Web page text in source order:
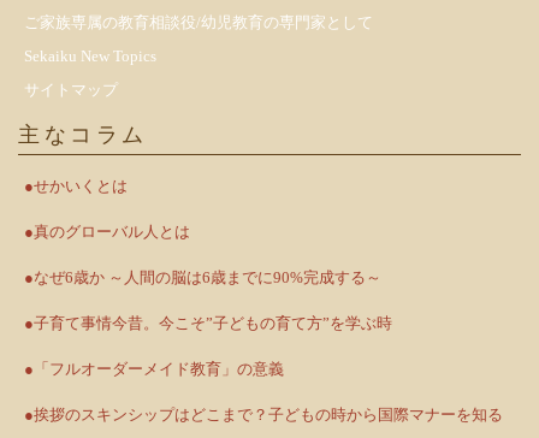
ご家族専属の教育相談役/幼児教育の専門家として
Sekaiku New Topics
サイトマップ
主なコラム
●せかいくとは
●真のグローバル人とは
●なぜ6歳か ～人間の脳は6歳までに90%完成する～
●子育て事情今昔。今こそ”子どもの育て方”を学ぶ時
●「フルオーダーメイド教育」の意義
●挨拶のスキンシップはどこまで？子どもの時から国際マナーを知る